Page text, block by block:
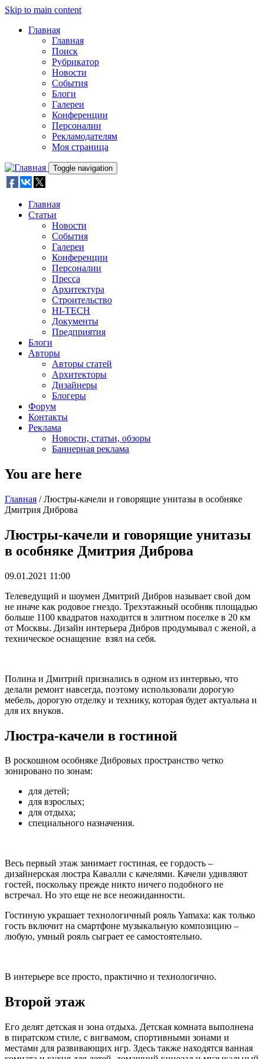
Skip to main content
Главная
Главная
Поиск
Рубрикатор
Новости
События
Блоги
Галереи
Конференции
Персоналии
Рекламодателям
Моя страница
Toggle navigation
Главная
Статьи
Новости
События
Галереи
Конференции
Персоналии
Пресса
Архитектура
Строительство
HI-TECH
Документы
Предприятия
Блоги
Авторы
Авторы статей
Архитекторы
Дизайнеры
Блогеры
Форум
Контакты
Реклама
Новости, статьи, обзоры
Баннерная реклама
You are here
Главная / Люстры-качели и говорящие унитазы в особняке
Дмитрия Диброва
Люстры-качели и говорящие унитазы
в особняке Дмитрия Диброва
09.01.2021 11:00
Телеведущий и шоумен Дмитрий Дибров называет свой дом
не иначе как родовое гнездо. Трехэтажный особняк площадью
больше 1100 квадратов находится в элитном поселке в 20 км
от Москвы. Дизайн интерьера Дибров продумывал с женой, а
техническое оснащение взял на себя.
Полина и Дмитрий признались в одном из интервью, что
делали ремонт навсегда, поэтому использовали дорогую
мебель, дорогую отделку и технику, которая будет актуальна и
для их внуков.
Люстра-качели в гостиной
В роскошном особняке Дибровых пространство четко
зонировано по зонам:
для детей;
для взрослых;
для отдыха;
специального назначения.
Весь первый этаж занимает гостиная, ее гордость –
дизайнерская люстра Кавалли с качелями. Качели удивляют
гостей, поскольку прежде никто ничего подобного не
встречал. Но это еще не все неожиданности.
Гостиную украшает технологичный рояль Yamaxa: как только
гость включит на смартфоне музыкальную композицию –
любую, умный рояль сыграет ее самостоятельно.
В интерьере все просто, практично и технологично.
Второй этаж
Его делят детская и зона отдыха. Детская комната выполнена
в пиратском стиле, с вигвамом, спортивными зонами и
местами для развивающих игр. Здесь также находятся ванная